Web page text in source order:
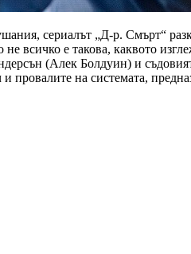
сериалът „Д-р. Смърт“
всичко е такова, каквото
(Алек Болдуин) и
на системата,